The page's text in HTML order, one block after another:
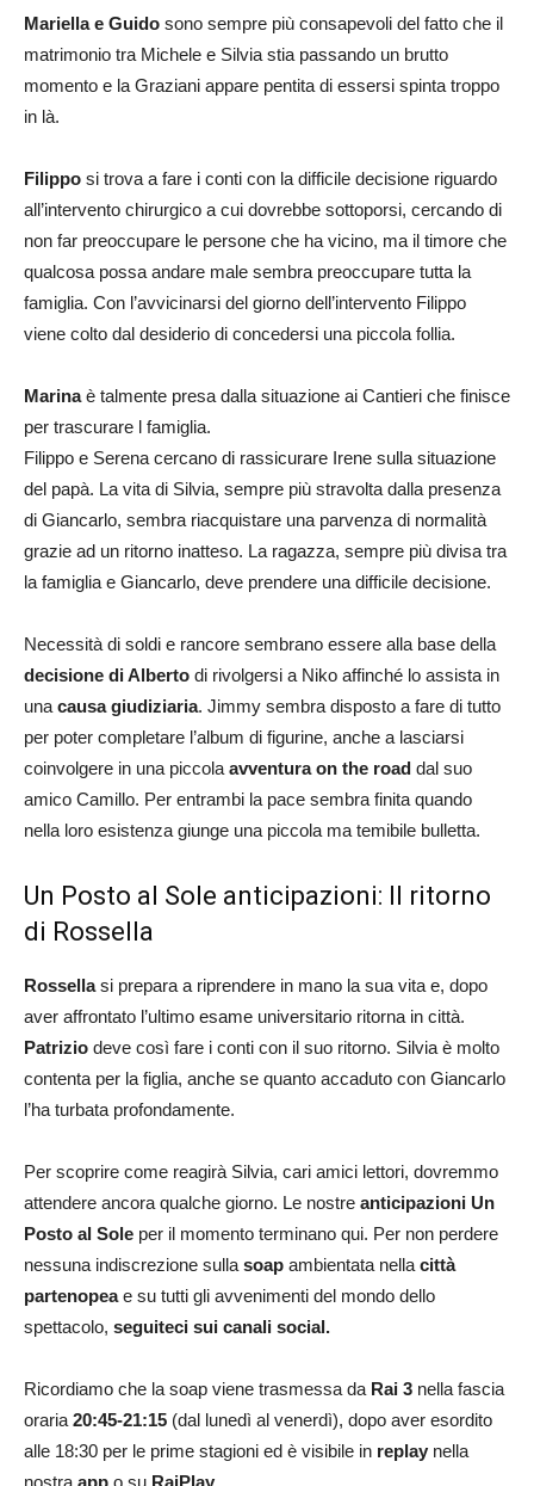
Mariella e Guido sono sempre più consapevoli del fatto che il
matrimonio tra Michele e Silvia stia passando un brutto
momento e la Graziani appare pentita di essersi spinta troppo
in là.
Filippo si trova a fare i conti con la difficile decisione riguardo
all’intervento chirurgico a cui dovrebbe sottoporsi, cercando di
non far preoccupare le persone che ha vicino, ma il timore che
qualcosa possa andare male sembra preoccupare tutta la
famiglia. Con l’avvicinarsi del giorno dell’intervento Filippo
viene colto dal desiderio di concedersi una piccola follia.
Marinaè talmente presa dalla situazione ai Cantieri che finisce
per trascurare l famiglia.
Filippo e Serena cercano di rassicurare Irene sulla situazione
del papà. La vita di Silvia, sempre più stravolta dalla presenza
di Giancarlo, sembra riacquistare una parvenza di normalità
grazie ad un ritorno inatteso. La ragazza, sempre più divisa tra
la famiglia e Giancarlo, deve prendere una difficile decisione.
Necessità di soldi e rancore sembrano essere alla base della
decisione di Alberto di rivolgersi a Niko affinché lo assista in
una causa giudiziaria. Jimmy sembra disposto a fare di tutto
per poter completare l’album di figurine, anche a lasciarsi
coinvolgere in una piccola avventura on the road dal suo
amico Camillo. Per entrambi la pace sembra finita quando
nella loro esistenza giunge una piccola ma temibile bulletta.
Un Posto al Sole anticipazioni: Il ritorno
di Rossella
Rossellasi prepara a riprendere in mano la sua vita e, dopo
aver affrontato l’ultimo esame universitario ritorna in città.
Patrizio deve così fare i conti con il suo ritorno. Silvia è molto
contenta per la figlia, anche se quanto accaduto con Giancarlo
l’ha turbata profondamente.
Per scoprire come reagirà Silvia, cari amici lettori, dovremmo
attendere ancora qualche giorno. Le nostre anticipazioni Un
Posto al Sole per il momento terminano qui. Per non perdere
nessuna indiscrezione sulla soap ambientata nella città
partenopeae su tutti gli avvenimenti del mondo dello
spettacolo, seguiteci sui canali social.
Ricordiamo che la soap viene trasmessa da Rai 3 nella fascia
oraria 20:45-21:15 (dal lunedì al venerdì), dopo aver esordito
alle 18:30 per le prime stagioni ed è visibile in replay nella
nostra app o su RaiPlay.